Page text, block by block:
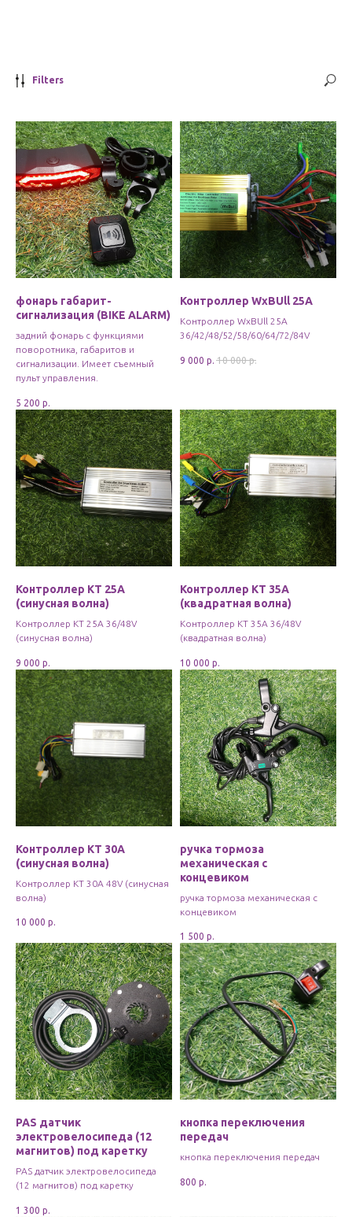
Filters
фонарь габарит-
сигнализация (BIKE ALARM)
задний фонарь с функциями
поворотника, габаритов и
сигнализации. Имеет съемный
пульт управления.
5 200 р.
Контроллер WxBUll 25A
Контроллер WxBUll 25A
36/42/48/52/58/60/64/72/84V
9 000 р. 10 000 р.
Контроллер КТ 25А
(синусная волна)
Контроллер KT 25A 36/48V
(синусная волна)
9 000 р.
Контроллер KT 35A
(квадратная волна)
Контроллер KT 35A 36/48V
(квадратная волна)
10 000 р.
Контроллер KT 30A
(синусная волна)
Контроллер KT 30A 48V (синусная
волна)
10 000 р.
ручка тормоза
механическая с
концевиком
ручка тормоза механическая с
концевиком
1 500 р.
PAS датчик
электровелосипеда (12
магнитов) под каретку
PAS датчик электровелосипеда
(12 магнитов) под каретку
1 300 р.
кнопка переключения
передач
кнопка переключения передач
800 р.